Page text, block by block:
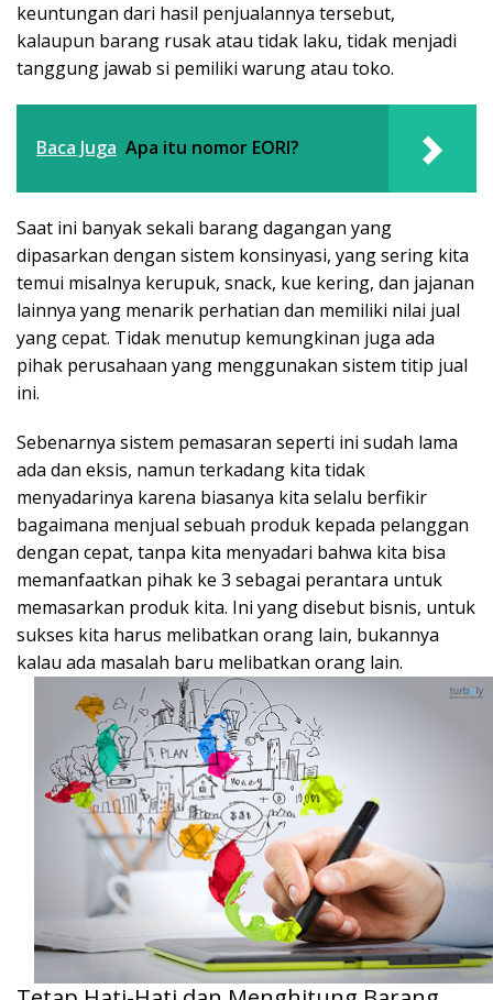
keuntungan dari hasil penjualannya tersebut,
kalaupun barang rusak atau tidak laku, tidak menjadi
tanggung jawab si pemiliki warung atau toko.
Baca Juga Apa itu nomor EORI?
Saat ini banyak sekali barang dagangan yang
dipasarkan dengan sistem konsinyasi, yang sering kita
temui misalnya kerupuk, snack, kue kering, dan jajanan
lainnya yang menarik perhatian dan memiliki nilai jual
yang cepat. Tidak menutup kemungkinan juga ada
pihak perusahaan yang menggunakan sistem titip jual
ini.
Sebenarnya sistem pemasaran seperti ini sudah lama
ada dan eksis, namun terkadang kita tidak
menyadarinya karena biasanya kita selalu berfikir
bagaimana menjual sebuah produk kepada pelanggan
dengan cepat, tanpa kita menyadari bahwa kita bisa
memanfaatkan pihak ke 3 sebagai perantara untuk
memasarkan produk kita. Ini yang disebut bisnis, untuk
sukses kita harus melibatkan orang lain, bukannya
kalau ada masalah baru melibatkan orang lain.